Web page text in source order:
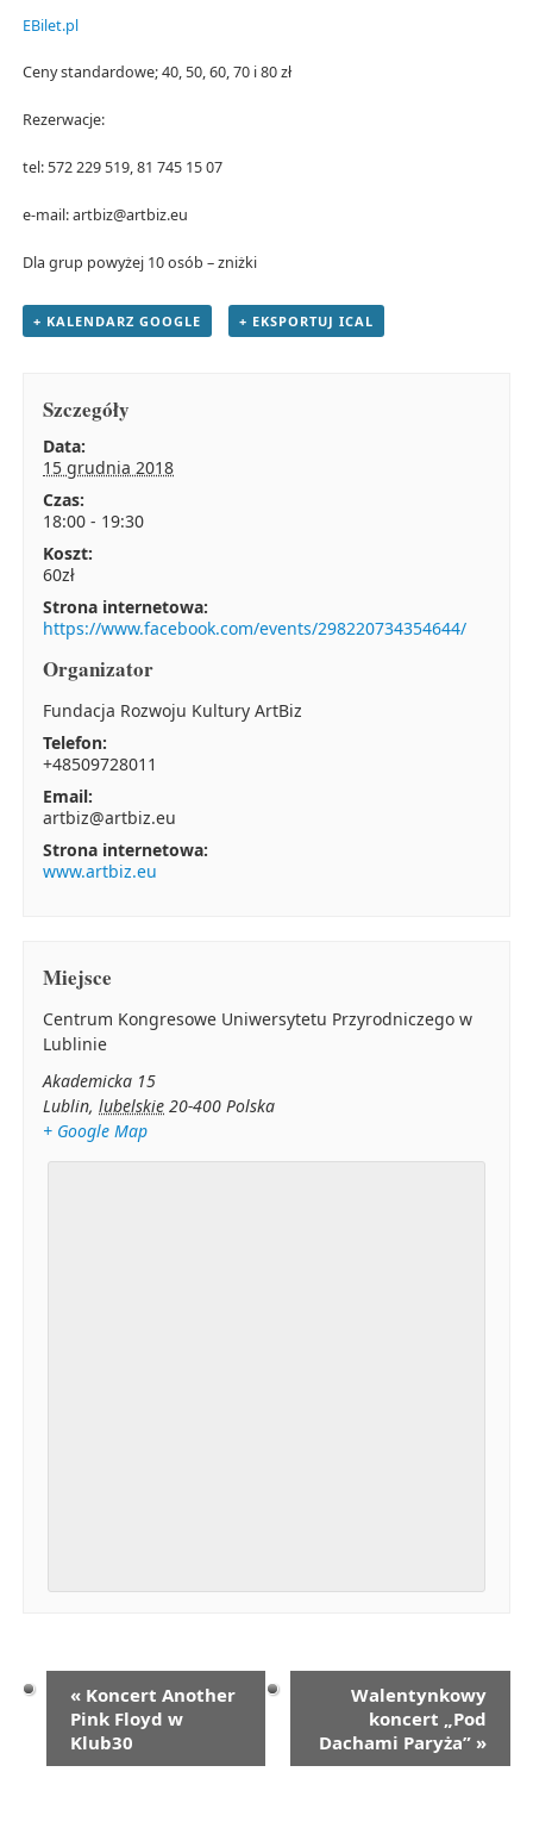
EBilet.pl
Ceny standardowe; 40, 50, 60, 70 i 80 zł
Rezerwacje:
tel: 572 229 519, 81 745 15 07
e-mail: artbiz@artbiz.eu
Dla grup powyżej 10 osób – zniżki
+ KALENDARZ GOOGLE + EKSPORTUJ ICAL
Szczegóły
Data:
15 grudnia 2018
Czas:
18:00 - 19:30
Koszt:
60zł
Strona internetowa:
https://www.facebook.com/events/298220734354644/
Organizator
Fundacja Rozwoju Kultury ArtBiz
Telefon:
+48509728011
Email:
artbiz@artbiz.eu
Strona internetowa:
www.artbiz.eu
Miejsce
Centrum Kongresowe Uniwersytetu Przyrodniczego w
Lublinie
Akademicka 15
Lublin, lubelskie 20-400 Polska
+ Google Map
«Koncert Another
Pink Floyd w
Klub30
Walentynkowy
koncert „Pod
Dachami Paryża” »